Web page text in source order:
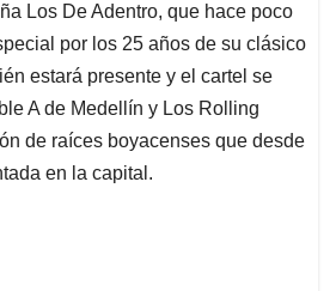
Los De Adentro, que hace poco
por los 25 años de su clásico
estará presente y el cartel se
A de Medellín y Los Rolling
de raíces boyacenses que desde
en la capital.